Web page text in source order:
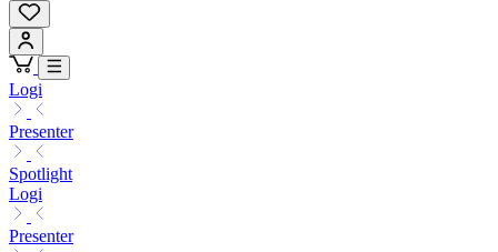
Logi
Presenter
Spotlight
Logi
Presenter